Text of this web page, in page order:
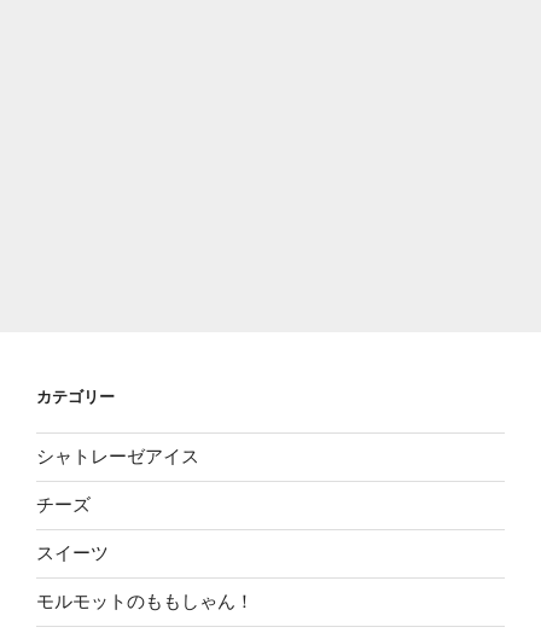
カテゴリー
シャトレーゼアイス
チーズ
スイーツ
モルモットのももしゃん！